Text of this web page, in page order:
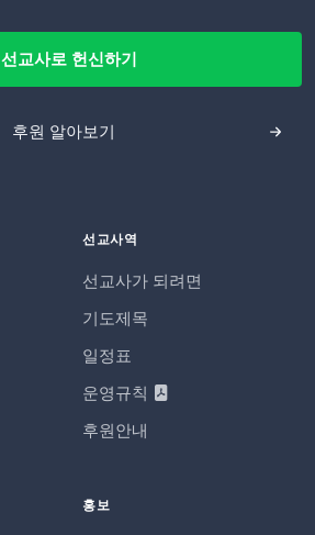
선교사로 헌신하기
후원 알아보기
선교사역
선교사가 되려면
기도제목
일정표
운영규칙
후원안내
홍보